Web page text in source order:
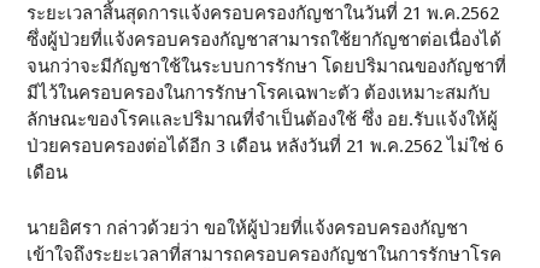
ระยะเวลาสิ้นสุดการแจ้งครอบครองกัญชาในวันที่ 21 พ.ค.2562
ซึ่งผู้ป่วยที่แจ้งครอบครองกัญชาสามารถใช้ยากัญชาต่อเนื่องได้
จนกว่าจะมีกัญชาใช้ในระบบการรักษา โดยปริมาณของกัญชาที่
มีไว้ในครอบครองในการรักษาโรคเฉพาะตัว ต้องเหมาะสมกับ
ลักษณะของโรคและปริมาณที่จำเป็นต้องใช้ ซึ่ง อย.รับแจ้งให้ผู้
ป่วยครอบครองต่อได้อีก 3 เดือน หลังวันที่ 21 พ.ค.2562 ไม่ใช่ 6
เดือน
นายอิศรา กล่าวด้วยว่า ขอให้ผู้ป่วยที่แจ้งครอบครองกัญชา
เข้าใจถึงระยะเวลาที่สามารถครอบครองกัญชาในการรักษาโรค